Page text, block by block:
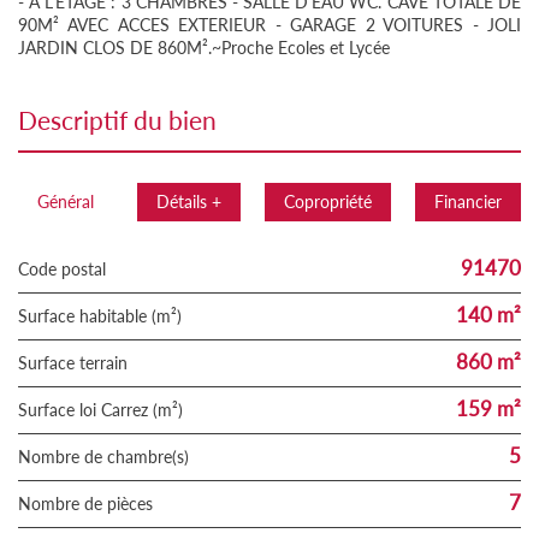
90M² AVEC ACCES EXTERIEUR - GARAGE 2 VOITURES - JOLI
JARDIN CLOS DE 860M².~Proche Ecoles et Lycée
descriptif du bien
Général Détails + Copropriété Financier
Code postal 91470
Surface habitable (m²) 140 m²
surface terrain 860 m²
Surface loi Carrez (m²) 159 m²
Nombre de chambre(s) 5
Nombre de pièces
7